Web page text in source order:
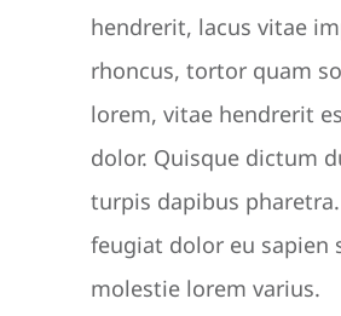
hendrerit, lacus vitae
rhoncus, tortor quam
lorem, vitae hendrerit
dolor. Quisque dictum
turpis dapibus
feugiat dolor eu sapien
molestie lorem varius.